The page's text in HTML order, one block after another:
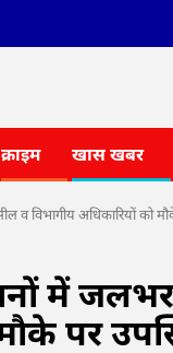
क्राइम खास खबर
व विभागीय अधिकारियों को
में
पर